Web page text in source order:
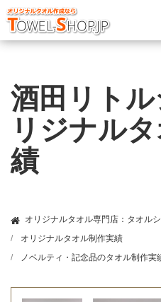
酒田リト
リジナル
績
オリジナルタオル専門店：タオル
オリジナルタオル制作実績
ノベルティ・記念品のタオル制作実